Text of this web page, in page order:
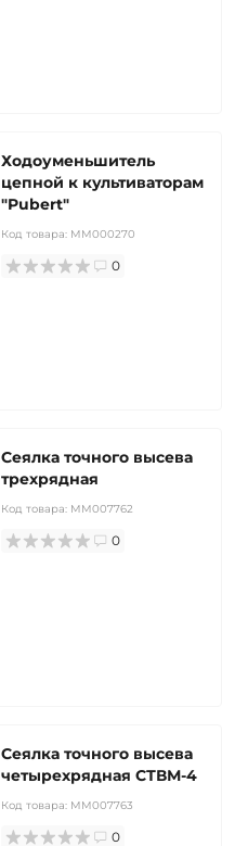
Ходоуменьшитель
цепной к культиваторам
"Pubert"
Код товара: MM000270
0
Сеялка точного высева
трехрядная
Код товара: MM007762
0
Сеялка точного высева
четырехрядная СТВМ-4
Код товара: MM007763
0